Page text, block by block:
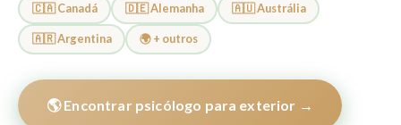
🇨🇦 Canadá 🇩🇪 Alemanha 🇦🇺 Austrália
🇦🇷 Argentina 🌍 + outros
🌎 Encontrar psicólogo para exterior →